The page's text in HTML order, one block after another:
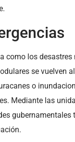
como los
se vuelven
o
Mediante las